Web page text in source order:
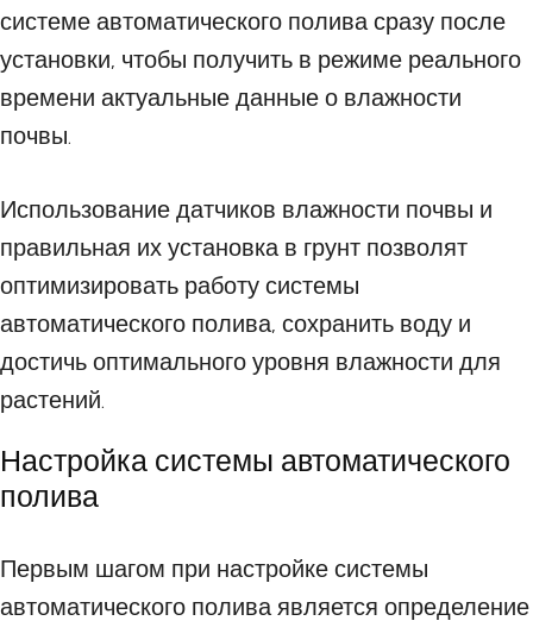
системе автоматического полива сразу после
установки, чтобы получить в режиме реального
времени актуальные данные о влажности
почвы.
Использование датчиков влажности почвы и
правильная их установка в грунт позволят
оптимизировать работу системы
автоматического полива, сохранить воду и
достичь оптимального уровня влажности для
растений.
Настройка системы автоматического
полива
Первым шагом при настройке системы
автоматического полива является определение